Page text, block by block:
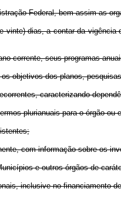
Federal, bem assim as
vinte) dias, a contar da
corrente, seus programas
objetivos dos planos,
caracterizando
plurianuais para o órgão ou
com informação sobre os
e outros órgãos de
inclusive no financiamento